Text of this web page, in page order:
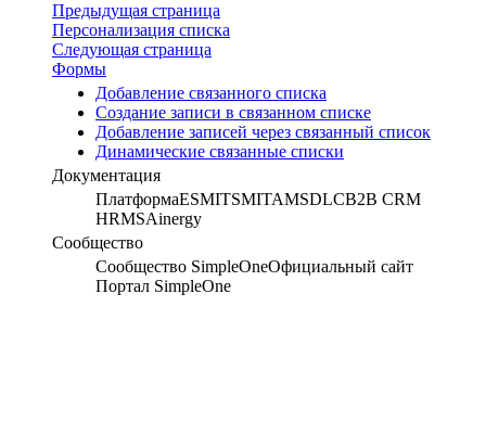
Предыдущая страница
Персонализация списка
Следующая страница
Формы
Добавление связанного списка
Создание записи в связанном списке
Добавление записей через связанный список
Динамические связанные списки
Документация
ПлатформаESMITSMITAMSDLCB2B CRM
HRMSAinergy
Сообщество
Сообщество SimpleOneОфициальный сайт
Портал SimpleOne